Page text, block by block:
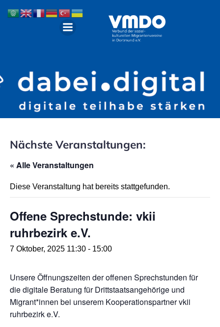
Nächste Veranstaltungen:
« Alle Veranstaltungen
Diese Veranstaltung hat bereits stattgefunden.
Offene Sprechstunde: vkii
ruhrbezirk e.V.
7 Oktober, 2025 11:30 - 15:00
Unsere Öffnungszeiten der offenen Sprechstunden für
die digitale Beratung für Drittstaatsangehörige und
Migrant*innen bei unserem Kooperationspartner vkii
ruhrbezirk e.V.